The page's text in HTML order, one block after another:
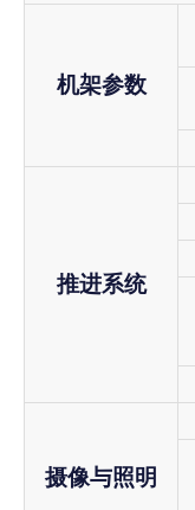
机架参数
推进系统
摄像与照明